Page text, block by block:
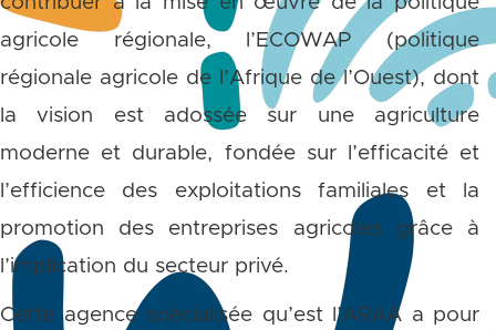
agricole régionale, l’ECOWAP (politique
régionale agricole de l’Afrique de l’Ouest), dont
la vision est adossée sur une agriculture
moderne et durable, fondée sur l’efficacité et
l’efficience des exploitations familiales et la
promotion des entreprises agricoles grâce à
l’implication du secteur privé.
Cette agence spécialisée qu’est l’ARAA a pour